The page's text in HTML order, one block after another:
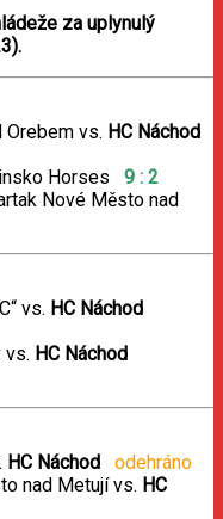
za uplynulý
vs. HC Náchod
Horses 9 : 2
Nové Město nad
vs. HC Náchod
vs. HC Náchod
HC Náchod odehráno
nad Metují vs. HC